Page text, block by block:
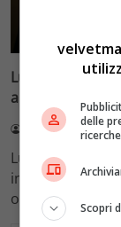
Luca
autodistruzione
Redazione
Luca
intima: rivela
ospedalieri e il
delle
Scopri